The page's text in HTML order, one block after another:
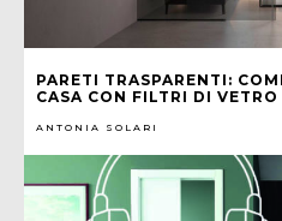
PARETI TRASPARENTI:
CASA CON FILTRI DI VETRO
ANTONIA SOLARI